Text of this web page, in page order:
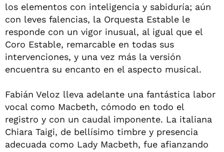
los elementos con inteligencia y sabiduría; aún
con leves falencias, la Orquesta Estable le
responde con un vigor inusual, al igual que el
Coro Estable, remarcable en todas sus
intervenciones, y una vez más la versión
encuentra su encanto en el aspecto musical.
Fabián Veloz lleva adelante una fantástica labor
vocal como Macbeth, cómodo en todo el
registro y con un caudal imponente. La italiana
Chiara Taigi, de bellísimo timbre y presencia
adecuada como Lady Macbeth, fue afianzando